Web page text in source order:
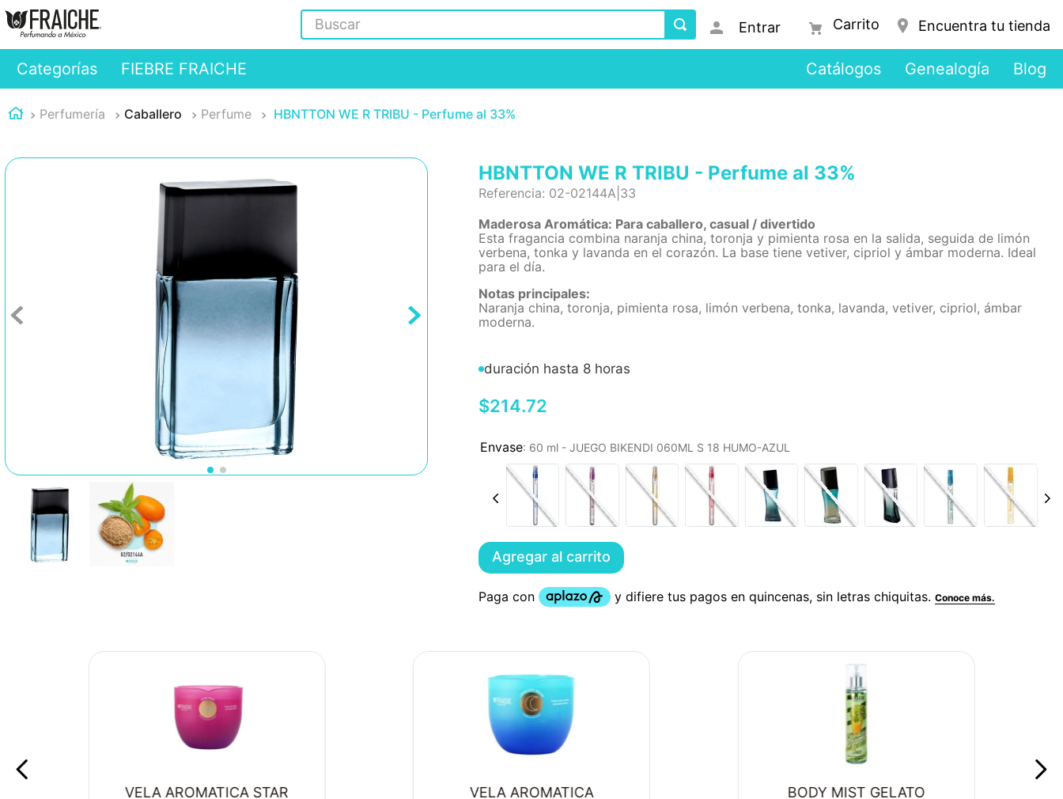
Buscar
Entrar Encuentra tu tienda
Categorías FIEBRE FRAICHE Catálogos Genealogía Blog
Perfumería Caballero Perfume HBNTTON WE R TRIBU - Perfume al 33%
HBNTTON WE R TRIBU - Perfume al 33%
Referencia: 02-02144A|33
Maderosa Aromática: Para caballero, casual / divertido
Esta fragancia combina naranja china, toronja y pimienta rosa en la salida, seguida de limón
verbena, tonka y lavanda en el corazón. La base tiene vetiver, cipriol y ámbar moderna. Ideal
para el día.
Notas principales:
Naranja china, toronja, pimienta rosa, limón verbena, tonka, lavanda, vetiver, cipriol, ámbar
moderna.
duración hasta 8 horas
$214.72
: 60 ml - JUEGO BIKENDI 060ML S 18 HUMO-AZUL
Agregar al carrito
VELA AROMATICA STAR
VELA AROMATICA
BODY MIST GELATO